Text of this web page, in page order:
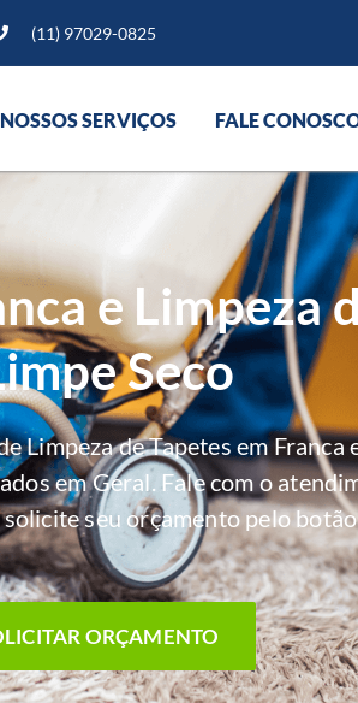
(11) 97029-0825
NOSSOS SERVIÇOS FALE
e Limpeza
Seco
Limpeza de Tapetes em
em Geral. Fale com o
seu orçamento pelo
ORÇAMENTO